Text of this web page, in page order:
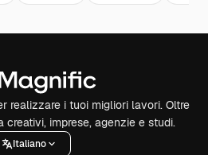
realizzare i tuoi migliori lavori. Oltre
creativi, imprese, agenzie e studi.
Italiano